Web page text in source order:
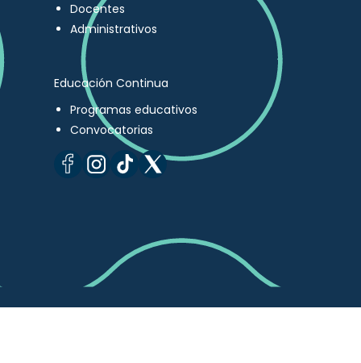
Docentes
Administrativos
Educación Continua
Programas educativos
Convocatorias